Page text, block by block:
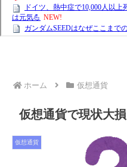
ホーム 仮想通貨
仮想通貨で現状大
仮想通貨